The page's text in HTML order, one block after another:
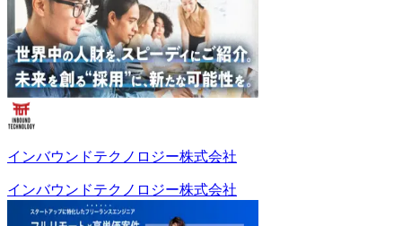
インバウンドテクノロジー株式会社
インバウンドテクノロジー株式会社